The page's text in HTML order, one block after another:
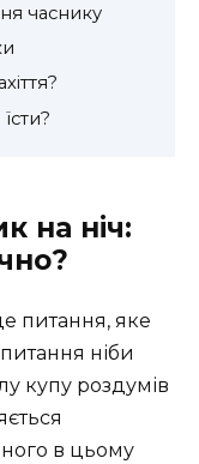
часнику
на ніч:
питання, яке
ніби
купу роздумів
в цьому